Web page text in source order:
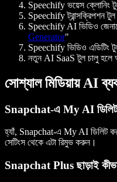
Speechify ভয়েস ক্লোনিং
Speechify ট্রান্সক্রিপশন
Speechify AI ভিডিও
Generator"
Speechify ভিডিও এডিটিং
নতুন AI SaaS টুল চালু হলে
সোশ্যাল মিডিয়ায় AI
Snapchat-এ My AI ডিলিট
হ্যাঁ, Snapchat-এ My AI ডিলিট
সেটিংস থেকে এটা রিমুভ করুন।
Snapchat Plus ছাড়াই